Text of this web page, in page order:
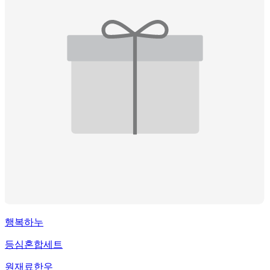
행복하누
등심혼합세트
원재료한우